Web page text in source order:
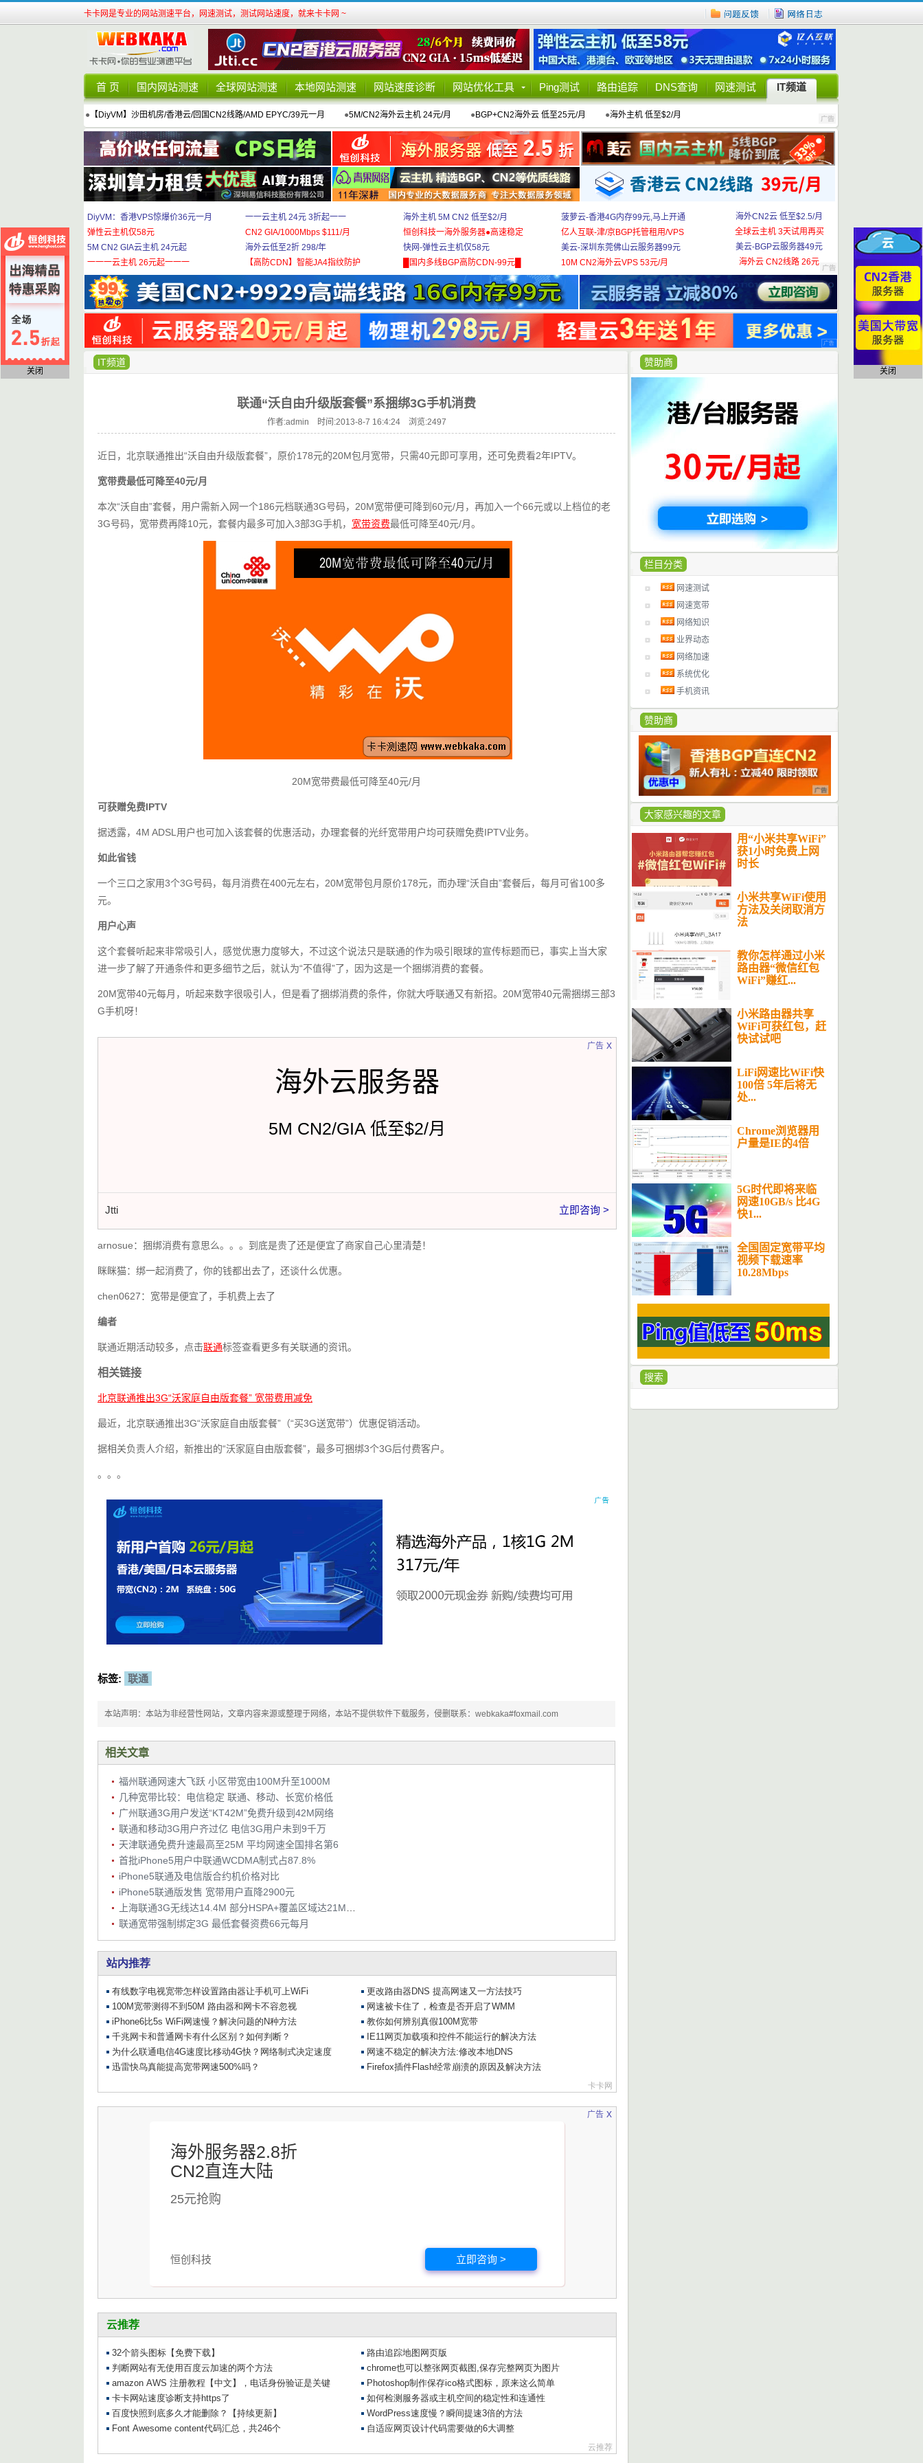
卡卡网是专业的网站测速平台，网速测试，测试网站速度，就来卡卡网 ~
首 页 国内网站测速 全球网站测速 本地网站测速 网站速度诊断 网站优化工具 Ping测试 路由追踪 DNS查询 网速测试 IT频道
● 【DiyVM】沙田机房/香港云/回国CN2线路/AMD EPYC/39元一月 ●5M/CN2海外云主机 24元/月 ●BGP+CN2海外云 低至25元/月 ●海外主机 低至$2/月
DiyVM：香港VPS惊爆价36元一月
弹性云主机仅58元
5M CN2 GIA云主机 24元起
一一一云主机 26元起一一一
一一云主机 24元 3折起一一
CN2 GIA/1000Mbps $111/月
海外云低至2折 298/年
【高防CDN】智能JA4指纹防护
海外主机 5M CN2 低至$2/月
恒创科技一海外服务器●高速稳定
快网-弹性云主机仅58元
█国内多线BGP高防CDN-99元█
菠萝云-香港4G内存99元,马上开通
亿人互联-津/京BGP托管租用/VPS
美云-深圳东莞佛山云服务器99元
10M CN2海外云VPS 53元/月
海外CN2云 低至$2.5/月
全球云主机 3天试用再买
美云-BGP云服务器49元
海外云 CN2线路 26元
赞助商
栏目分类
网速测试
网速宽带
网络知识
业界动态
网络加速
系统优化
手机资讯
赞助商
大家感兴趣的文章
用“小米共享WiFi”
获1小时免费上网
时长
小米共享WiFi使用
方法及关闭取消方
法
教你怎样通过小米
路由器“微信红包
WiFi”赚红...
小米路由器共享
WiFi可获红包，赶
快试试吧
LiFi网速比WiFi快
100倍 5年后将无
处...
Chrome浏览器用
户量是IE的4倍
5G时代即将来临
网速10GB/s 比4G
快1...
全国固定宽带平均
视频下载速率
10.28Mbps
搜索
IT频道
联通“沃自由升级版套餐”系捆绑3G手机消费
作者:admin 时间:2013-8-7 16:4:24 浏览:2497
近日，北京联通推出“沃自由升级版套餐”，原价178元的20M包月宽带，只需40元即可享用，还可免费看2年IPTV。
宽带费最低可降至40元/月
本次“沃自由”套餐，用户需新入网一个186元档联通3G号码，20M宽带便可降到60元/月，再加入一个66元或以上档位的老
3G号码，宽带费再降10元，套餐内最多可加入3部3G手机， 宽带资费最低可降至40元/月。
20M宽带费最低可降至40元/月
可获赠免费IPTV
据透露，4M ADSL用户也可加入该套餐的优惠活动，办理套餐的光纤宽带用户均可获赠免费IPTV业务。
如此省钱
一个三口之家用3个3G号码，每月消费在400元左右，20M宽带包月原价178元，而办理“沃自由”套餐后，每月可省100多
元。
用户心声
这个套餐听起来非常吸引人，感觉优惠力度够大，不过这个说法只是联通的作为吸引眼球的宣传标题而已，事实上当大家
进一步了解了开通条件和更多细节之后，就认为“不值得”了，因为这是一个捆绑消费的套餐。
20M宽带40元每月，听起来数字很吸引人，但是看了捆绑消费的条件，你就大呼联通又有新招。20M宽带40元需捆绑三部3
G手机呀！
广告
海外云服务器
5M CN2/GIA 低至$2/月
Jtti 立即咨询 >
x
arnosue：捆绑消费有意思么。。。到底是贵了还是便宜了商家自己心里清楚！
眯眯猫：绑一起消费了，你的钱都出去了，还谈什么优惠。
chen0627：宽带是便宜了，手机费上去了
编者
联通近期活动较多，点击联通标签查看更多有关联通的资讯。
相关链接
北京联通推出3G“沃家庭自由版套餐” 宽带费用减免
最近，北京联通推出3G“沃家庭自由版套餐”（“买3G送宽带”）优惠促销活动。
据相关负责人介绍，新推出的“沃家庭自由版套餐”，最多可捆绑3个3G后付费客户。
。。。
标签: 联通
本站声明：本站为非经营性网站，文章内容来源或整理于网络，本站不提供软件下载服务，侵删联系：webkaka#foxmail.com
相关文章
福州联通网速大飞跃 小区带宽由100M升至1000M
几种宽带比较：电信稳定 联通、移动、长宽价格低
广州联通3G用户发送“KT42M”免费升级到42M网络
联通和移动3G用户齐过亿 电信3G用户未到9千万
天津联通免费升速最高至25M 平均网速全国排名第6
首批iPhone5用户中联通WCDMA制式占87.8%
iPhone5联通及电信版合约机价格对比
iPhone5联通版发售 宽带用户直降2900元
联通宽带强制绑定3G 最低套餐资费66元每月
广告
海外服务器2.8折
CN2直连大陆
25元抢购
恒创科技 立即咨询 >
x
关闭 关闭